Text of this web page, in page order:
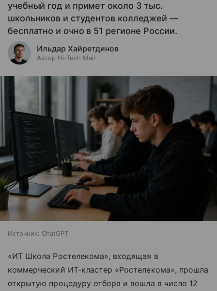
учебный год и примет около 3 тыс.
школьников и студентов колледжей —
бесплатно и очно в 51 регионе России.
Ильдар Хайретдинов
Автор Hi-Tech Mail
Источник: ChatGPT
«ИТ Школа Ростелекома», входящая в
коммерческий ИТ-кластер «Ростелекома», прошла
открытую процедуру отбора и вошла в число 12